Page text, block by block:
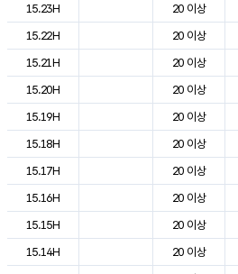
15.23H
20 이상
15.22H
20 이상
15.21H
20 이상
15.20H
20 이상
15.19H
20 이상
15.18H
20 이상
15.17H
20 이상
15.16H
20 이상
15.15H
20 이상
15.14H
20 이상